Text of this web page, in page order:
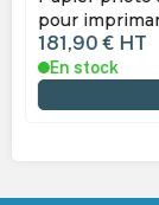
pour
181,90 € HT
En stock